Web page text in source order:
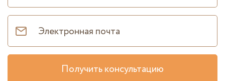
Получить консультацию